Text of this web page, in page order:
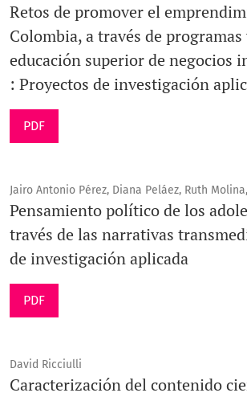
Retos de promover el
Colombia, a través de
educación superior de negocios
: Proyectos de investigación
PDF
Jairo Antonio Pérez, Diana Peláez, Ruth
Pensamiento político de los
través de las narrativas
de investigación aplicada
PDF
David Ricciulli
Caracterización del contenido